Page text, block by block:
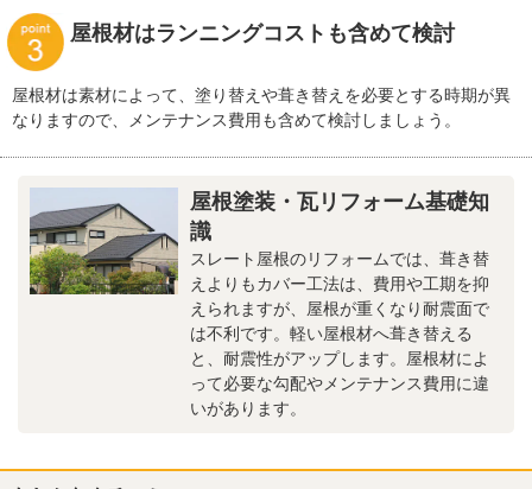
屋根材はランニングコストも含めて検討
屋根材は素材によって、塗り替えや葺き替えを必要とする時期が異
なりますので、メンテナンス費用も含めて検討しましょう。
屋根塗装・瓦リフォーム基礎知
識
スレート屋根のリフォームでは、葺き替
えよりもカバー工法は、費用や工期を抑
えられますが、屋根が重くなり耐震面で
は不利です。軽い屋根材へ葺き替える
と、耐震性がアップします。屋根材によ
って必要な勾配やメンテナンス費用に違
いがあります。